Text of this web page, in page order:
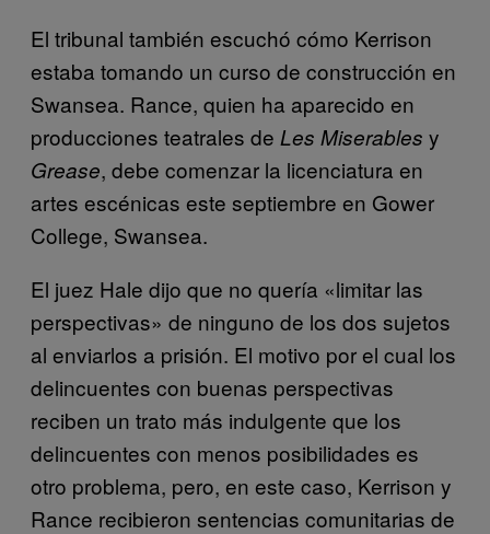
El tribunal también escuchó cómo Kerrison
estaba tomando un curso de construcción en
Swansea. Rance, quien ha aparecido en
producciones teatrales de Les Miserables y
Grease, debe comenzar la licenciatura en
artes escénicas este septiembre en Gower
College, Swansea.
El juez Hale dijo que no quería «limitar las
perspectivas» de ninguno de los dos sujetos
al enviarlos a prisión. El motivo por el cual los
delincuentes con buenas perspectivas
reciben un trato más indulgente que los
delincuentes con menos posibilidades es
otro problema, pero, en este caso, Kerrison y
Rance recibieron sentencias comunitarias de